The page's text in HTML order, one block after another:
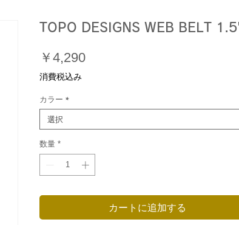
TOPO DESIGNS WEB BELT
￥4,290価
消費税込み
カラー *
選択
数量 *
カートに追加する